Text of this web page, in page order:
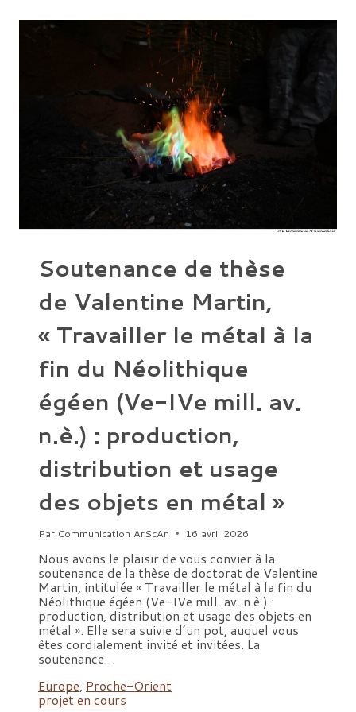
MATIÈRE
DISCUTER
ABORDER
LES
ARMES
PAR
MATÉRIAUX
DU
NÉOLITHIQUE
AU
MOYEN
ÂGE »
Soutenance de thèse
de Valentine Martin,
« Travailler le métal à la
fin du Néolithique
égéen (Ve-IVe mill. av.
n.è.) : production,
distribution et usage
des objets en métal »
Par Communication ArScAn 16 avril 2026
Nous avons le plaisir de vous convier à la
soutenance de la thèse de doctorat de Valentine
Martin, intitulée « Travailler le métal à la fin du
Néolithique égéen (Ve-IVe mill. av. n.è.) :
production, distribution et usage des objets en
métal ». Elle sera suivie d’un pot, auquel vous
êtes cordialement invité et invitées. La
soutenance…
Europe, Proche-Orient
projet en cours